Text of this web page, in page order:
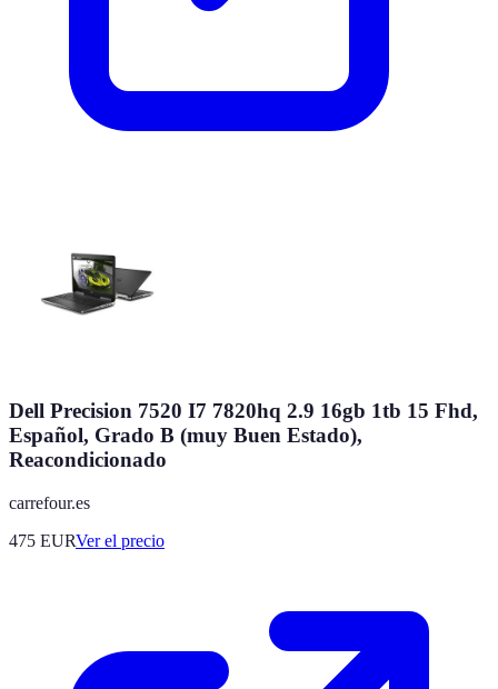
Dell Precision 7520 I7 7820hq 2.9 16gb 1tb 15 Fhd,
Español, Grado B (muy Buen Estado),
Reacondicionado
carrefour.es
475 EURVer el precio